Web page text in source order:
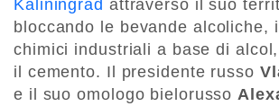
Kaliningrad attraverso il suo
bloccando le bevande alcoliche,
chimici industriali a base di
il cemento. Il presidente russo
e il suo omologo bielorusso